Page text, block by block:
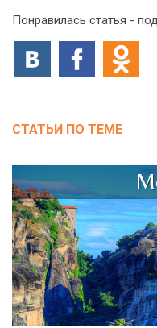
Понравилась статья -
СТАТЬИ ПО ТЕМЕ